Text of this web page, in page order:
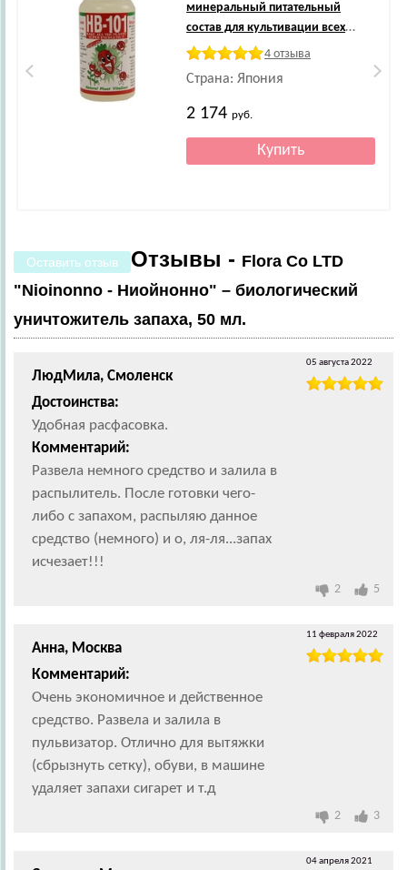
минеральный питательный
состав для культивации всех
видов растений! Жидкая форма,
4 отзыва
Страна: Япония
2 174руб.
Оставить отзыв Отзывы - Flora Co LTD
"Nioinonno - Ниойнонно" – биологический
уничтожитель запаха, 50 мл.
ЛюдМила, Смоленск
Достоинства:
Удобная расфасовка.
Комментарий:
Развела немного средство и залила в
распылитель. После готовки чего-
либо с запахом, распыляю данное
средство (немного) и о, ля-ля...запах
исчезает!!!
05 августа 2022
2 5
Анна, Москва
Комментарий:
Очень экономичное и действенное
средство. Развела и залила в
пульвизатор. Отлично для вытяжки
(сбрызнуть сетку), обуви, в машине
удаляет запахи сигарет и т.д
11 февраля 2022
2 3
04 апреля 2021